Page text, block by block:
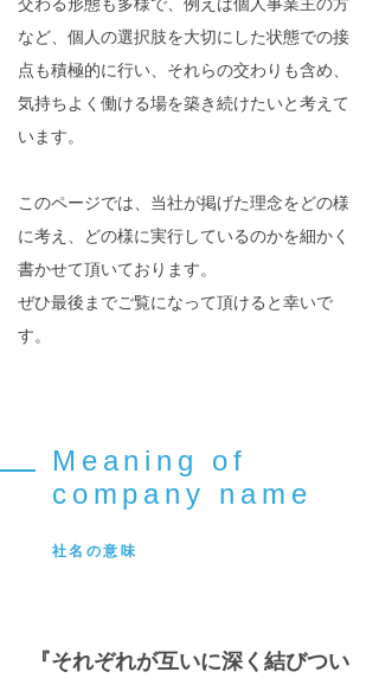
など、個人の選択肢を大切にした状態での接
点も積極的に行い、それらの交わりも含め、
気持ちよく働ける場を築き続けたいと考えて
います。
このページでは、当社が掲げた理念をどの様
に考え、どの様に実行しているのかを細かく
書かせて頂いております。
ぜひ最後までご覧になって頂けると幸いで
す。
Meaning of
company name
社名の意味
『それぞれが互いに深く結びつい